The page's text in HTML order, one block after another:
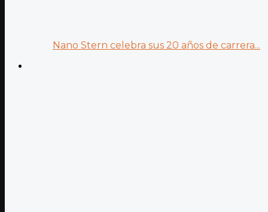
Nano Stern celebra sus 20 años de carrera...